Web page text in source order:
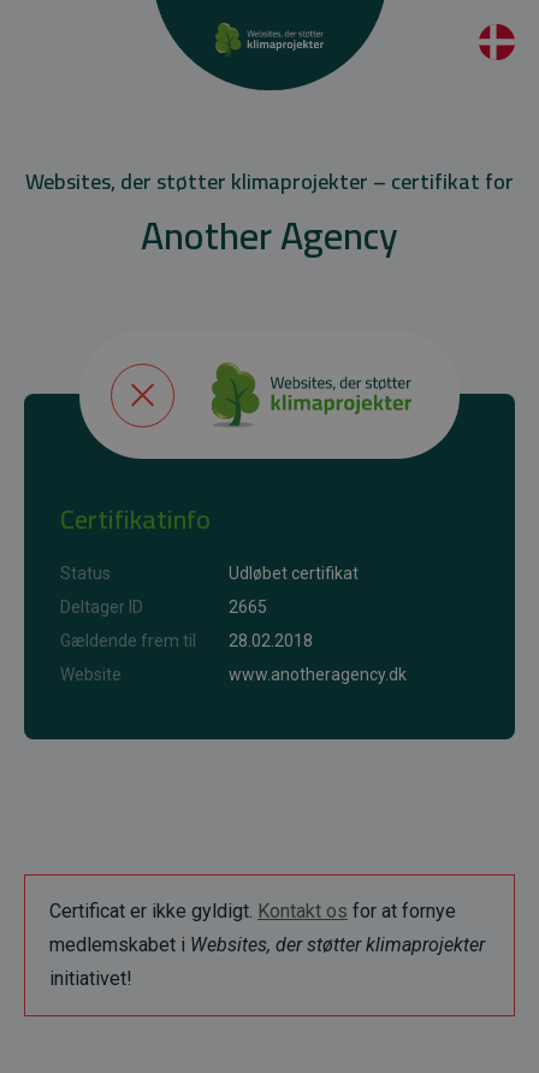
Websites, der støtter klimaprojekter – certifikat for
Another Agency
Certifikatinfo
Status
Udløbet certifikat
Deltager ID
2665
Gældende frem til
28.02.2018
Website
www.anotheragency.dk
Certificat er ikke gyldigt. Kontakt os for at fornye
medlemskabet i Websites, der støtter klimaprojekter
initiativet!